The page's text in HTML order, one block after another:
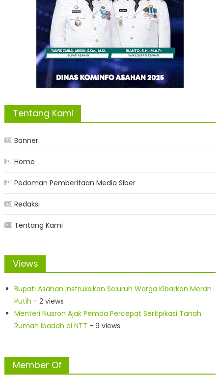
Tentang Kami
Banner
Home
Pedoman Pemberitaan Media Siber
Redaksi
Tentang Kami
Views
Bupati Asahan Instruksikan Seluruh Warga Kibarkan Merah
Putih - 2 views
Menteri Nusron Ajak Pemda Percepat Sertipikasi Tanah
Rumah Ibadah di NTT - 9 views
Member Of